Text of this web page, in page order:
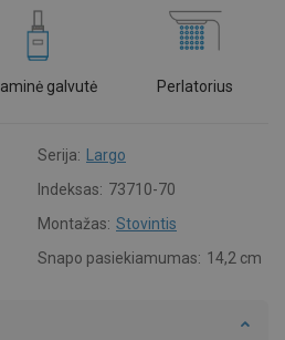
galvutė Perlatorius
Serija:
Largo
Indeksas: 73710-70
Montažas: Stovintis
Snapo pasiekiamumas: 14,2 cm